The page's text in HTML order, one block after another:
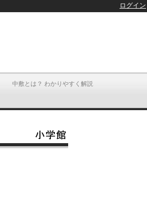
中敷とは？ わかりやすく解説
ログイン